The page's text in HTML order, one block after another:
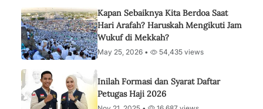
Kapan Sebaiknya Kita Berdoa Saat
Hari Arafah? Haruskah Mengikuti Jam
Wukuf di Mekkah?
May 25, 2026 • 54,435 views
Inilah Formasi dan Syarat Daftar
Petugas Haji 2026